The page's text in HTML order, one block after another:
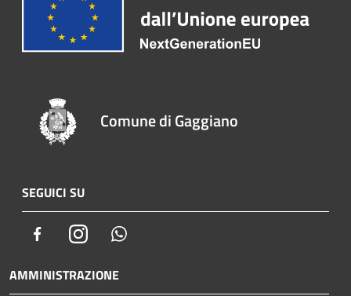
Comune di Gaggiano
SEGUICI SU
FacebookInstagram
AMMINISTRAZIONE